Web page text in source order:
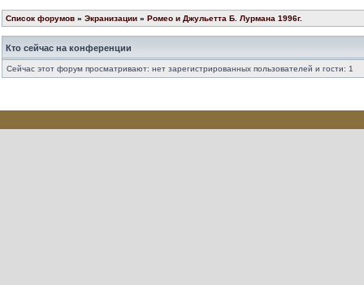
Список форумов » Экранизации » Ромео и Джульетта Б. Лурмана 1996г.
Кто сейчас на конференции
Сейчас этот форум просматривают: нет зарегистрированных пользователей и гости: 1